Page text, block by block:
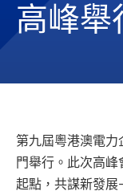
高峰舉
第九屆粵港澳電
門舉行。此次高
起點，共謀新發